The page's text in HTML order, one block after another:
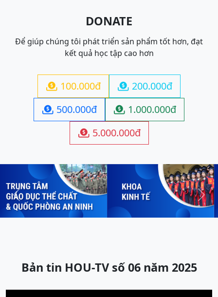
DONATE
Để giúp chúng tôi phát triển sản phẩm tốt hơn, đạt
kết quả học tập cao hơn
 100.000đ  200.000đ
 500.000đ  1.000.000đ
 5.000.000đ
Previous Next
Bản tin HOU-TV số 06 năm 2025